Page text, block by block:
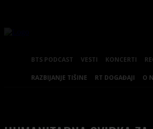
BTS PODCAST VESTI KONCERTI
RAZBIJANJE TIŠINE RT DOGAĐAJI O